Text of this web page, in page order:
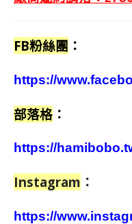
FB粉絲團 ：
https://
部落格 ：
https://
Instagram ：
https://